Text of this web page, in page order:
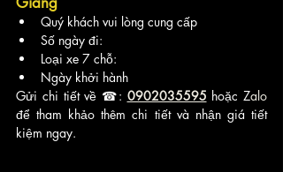
Quý khách vui lòng cung cấp
Số ngày đi:
Loại xe 7 chỗ:
Ngày khởi hành
Gửi chi tiết về ☎: 0902035595 hoặc Zalo
để tham khảo thêm chi tiết và nhận giá tiết
kiệm ngay.